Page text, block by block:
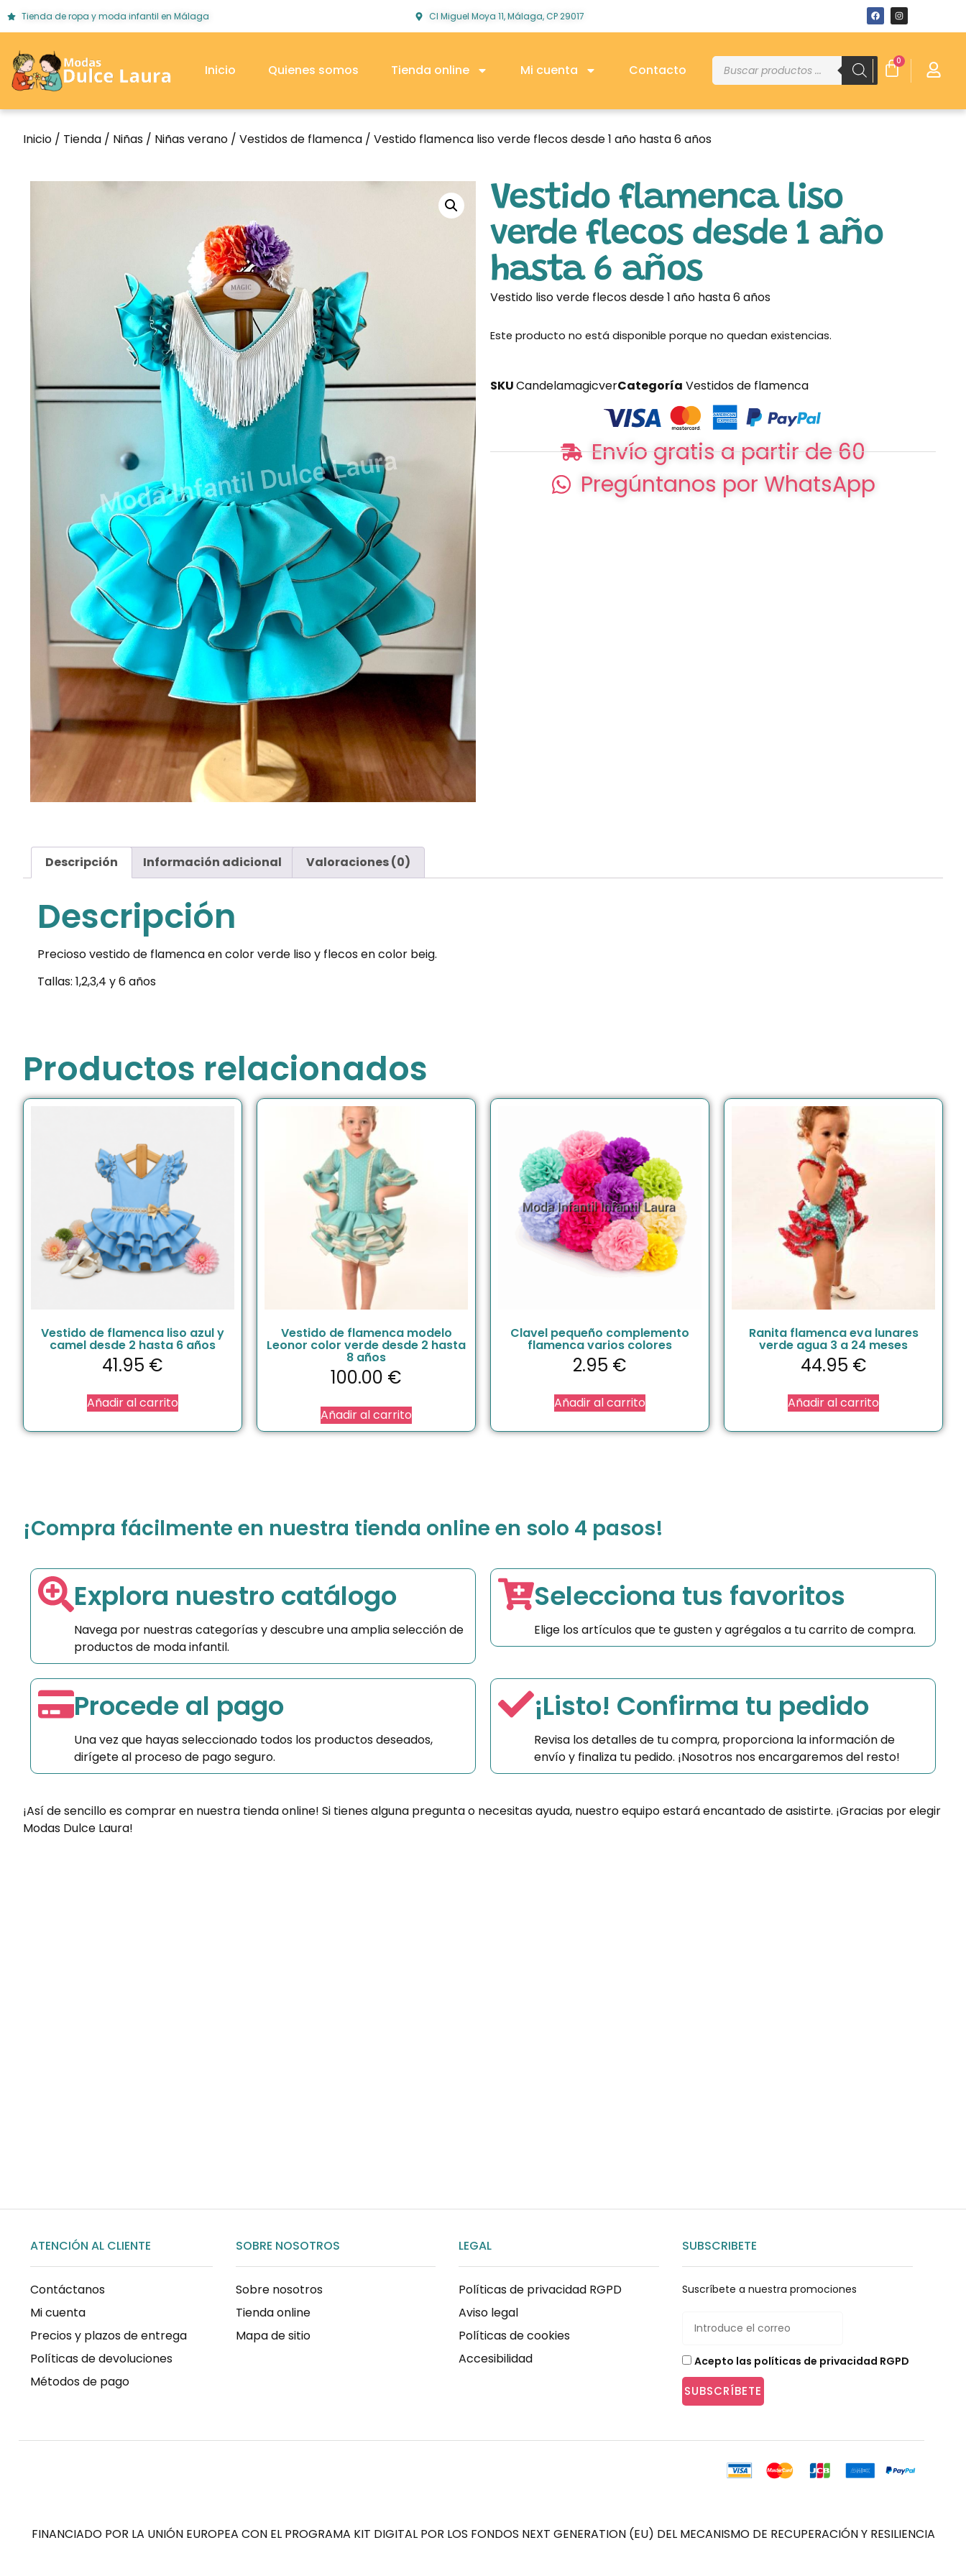
Tienda de ropa y moda infantil en Málaga Cl Miguel Moya 11, Málaga, CP 29017
Inicio Quienes somos Tienda online Mi cuenta Contacto
0
Inicio / Tienda / Niñas / Niñas verano / Vestidos de flamenca / Vestido flamenca liso verde flecos desde 1 año hasta 6 años
Vestido flamenca liso
verde flecos desde 1 año
hasta 6 años
Vestido liso verde flecos desde 1 año hasta 6 años
Este producto no está disponible porque no quedan existencias.
SKUCandelamagicverCategoría Vestidos de flamenca
Envío gratis a partir de 60
Pregúntanos por WhatsApp
Descripción Información adicional Valoraciones (0)
Descripción
Precioso vestido de flamenca en color verde liso y flecos en color beig.
Tallas: 1,2,3,4 y 6 años
Productos relacionados
Vestido de flamenca liso azul y
camel desde 2 hasta 6 años
41.95 €
Añadir al carrito
Vestido de flamenca modelo
Leonor color verde desde 2 hasta
8 años
100.00 €
Añadir al carrito
Clavel pequeño complemento
flamenca varios colores
2.95 €
Añadir al carrito
Ranita flamenca eva lunares
verde agua 3 a 24 meses
44.95 €
Añadir al carrito
¡Compra fácilmente en nuestra tienda online en solo 4 pasos!
Explora nuestro catálogo
Navega por nuestras categorías y descubre una amplia selección de
productos de moda infantil.
Selecciona tus favoritos
Elige los artículos que te gusten y agrégalos a tu carrito de compra.
Procede al pago
Una vez que hayas seleccionado todos los productos deseados,
dirígete al proceso de pago seguro.
¡Listo! Confirma tu pedido
Revisa los detalles de tu compra, proporciona la información de
envío y finaliza tu pedido. ¡Nosotros nos encargaremos del resto!
¡Así de sencillo es comprar en nuestra tienda online! Si tienes alguna pregunta o necesitas ayuda, nuestro equipo estará encantado de asistirte. ¡Gracias por elegir
Modas Dulce Laura!
ATENCIÓN AL CLIENTE
Contáctanos
Mi cuenta
Precios y plazos de entrega
Políticas de devoluciones
Métodos de pago
SOBRE NOSOTROS
Sobre nosotros
Tienda online
Mapa de sitio
LEGAL
Políticas de privacidad RGPD
Aviso legal
Políticas de cookies
Accesibilidad
SUBSCRIBETE
Suscríbete a nuestra promociones
Acepto las políticas de privacidad RGPD
SUBSCRÍBETE
FINANCIADO POR LA UNIÓN EUROPEA CON EL PROGRAMA KIT DIGITAL POR LOS FONDOS NEXT GENERATION (EU) DEL MECANISMO DE RECUPERACIÓN Y RESILIENCIA